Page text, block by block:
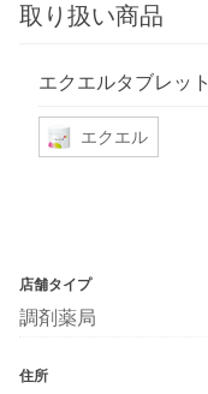
取り扱い商品
エクエルタブレット
エクエル
店舗タイプ
調剤薬局
住所